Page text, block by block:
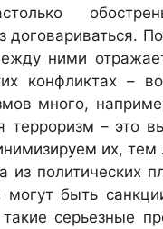
ними
конфликтах –
много,
терроризм – это
их, тем
из политических
быть
серьезные